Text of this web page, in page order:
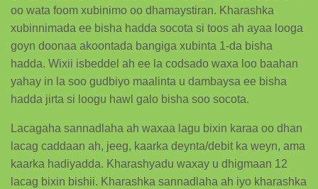
oo wata foom xubinimo oo dhamaystiran. Kharashka
xubinnimada ee bisha hadda socota si toos ah ayaa looga
goyn doonaa akoontada bangiga xubinta 1-da bisha
hadda. Wixii isbeddel ah ee la codsado waxa loo baahan
yahay in la soo gudbiyo maalinta u dambaysa ee bisha
hadda jirta si loogu hawl galo bisha soo socota.
Lacagaha sannadlaha ah waxaa lagu bixin karaa oo dhan
lacag caddaan ah, jeeg, kaarka deynta/debit ka weyn, ama
kaarka hadiyadda. Kharashyadu waxay u dhigmaan 12
lacag bixin bishii. Kharashka sannadlaha ah iyo kharashka